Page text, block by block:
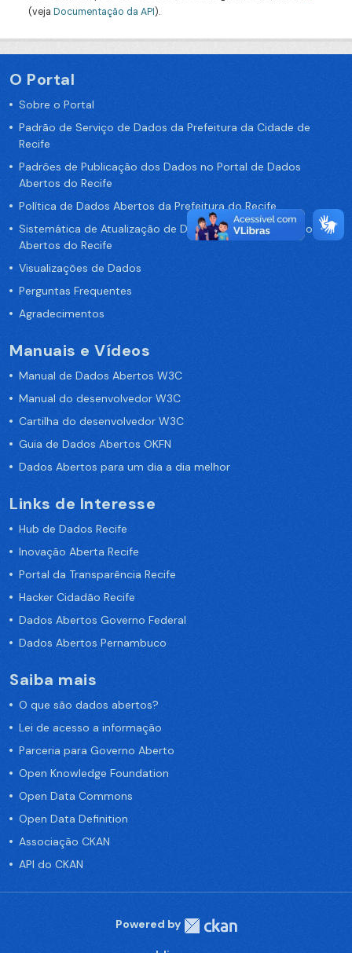
(veja Documentação da API).
O Portal
Sobre o Portal
Padrão de Serviço de Dados da Prefeitura da Cidade de
Recife
Padrões de Publicação dos Dados no Portal de Dados
Abertos do Recife
Política de Dados Abertos da Prefeitura do Recife
Sistemática de Atualização de Dados do Portal de Dados
Abertos do Recife
Visualizações de Dados
Perguntas Frequentes
Agradecimentos
Manuais e Vídeos
Manual de Dados Abertos W3C
Manual do desenvolvedor W3C
Cartilha do desenvolvedor W3C
Guia de Dados Abertos OKFN
Dados Abertos para um dia a dia melhor
Links de Interesse
Hub de Dados Recife
Inovação Aberta Recife
Portal da Transparência Recife
Hacker Cidadão Recife
Dados Abertos Governo Federal
Dados Abertos Pernambuco
Saiba mais
O que são dados abertos?
Lei de acesso a informação
Parceria para Governo Aberto
Open Knowledge Foundation
Open Data Commons
Open Data Definition
Associação CKAN
API do CKAN
Powered by